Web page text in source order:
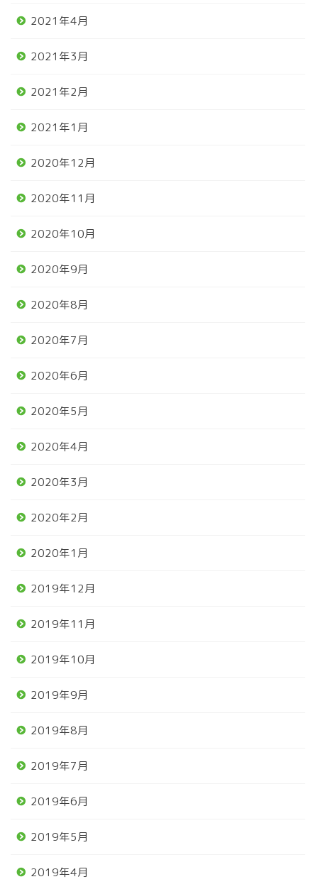
2021年4月
2021年3月
2021年2月
2021年1月
2020年12月
2020年11月
2020年10月
2020年9月
2020年8月
2020年7月
2020年6月
2020年5月
2020年4月
2020年3月
2020年2月
2020年1月
2019年12月
2019年11月
2019年10月
2019年9月
2019年8月
2019年7月
2019年6月
2019年5月
2019年4月